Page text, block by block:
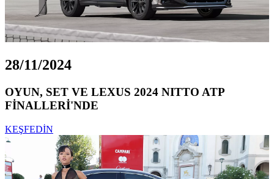
28/11/2024
OYUN, SET VE LEXUS 2024 NITTO ATP
FİNALLERİ'NDE
KEŞFEDİN